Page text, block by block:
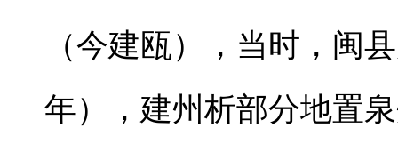
（今建瓯），当时，闽
年），建州析部分地置